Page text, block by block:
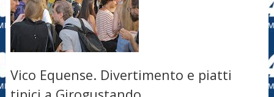
Vico Equense. Divertimento e piatti